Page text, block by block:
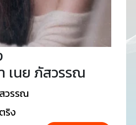
เนย ภัสวรรณ
วรรณ
ริง